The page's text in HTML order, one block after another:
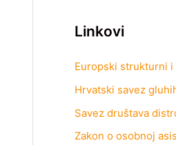
Linkovi
Europski strukturni
Hrvatski savez
Savez društava
Zakon o osobnoj